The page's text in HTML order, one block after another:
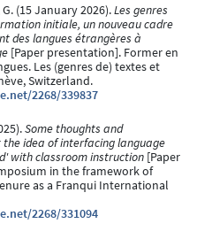
(15 January 2026).Les genres
initiale, un nouveau cadre
des langues étrangères à
[Paper presentation]. Former en
Les (genres de) textes et
Switzerland.
2268/339837
Some thoughts and
idea of interfacing language
with classroom instruction [Paper
in the framework of
as a Franqui International
2268/331094